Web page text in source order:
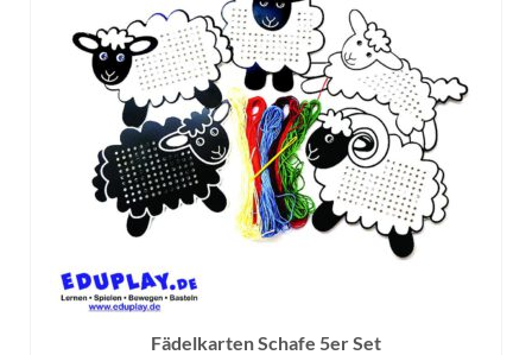
Fädelkarten Schafe 5er Set